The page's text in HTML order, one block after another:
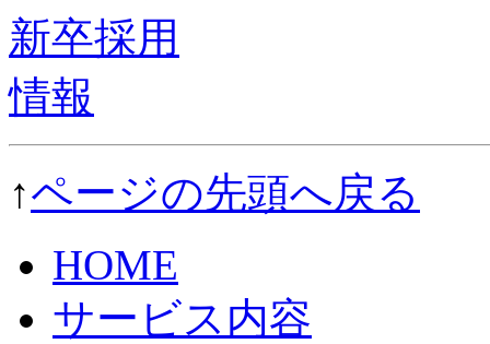
↑ページの先頭へ戻る
HOME
サービス内容